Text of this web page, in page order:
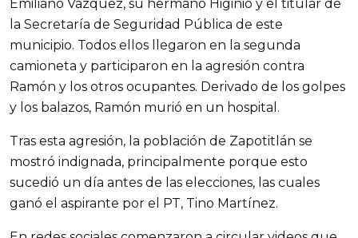
Emiliano Vázquez, su hermano Higinio y el titular de
la Secretaría de Seguridad Pública de este
municipio. Todos ellos llegaron en la segunda
camioneta y participaron en la agresión contra
Ramón y los otros ocupantes. Derivado de los golpes
y los balazos, Ramón murió en un hospital.
Tras esta agresión, la población de Zapotitlán se
mostró indignada, principalmente porque esto
sucedió un día antes de las elecciones, las cuales
ganó el aspirante por el PT, Tino Martínez.